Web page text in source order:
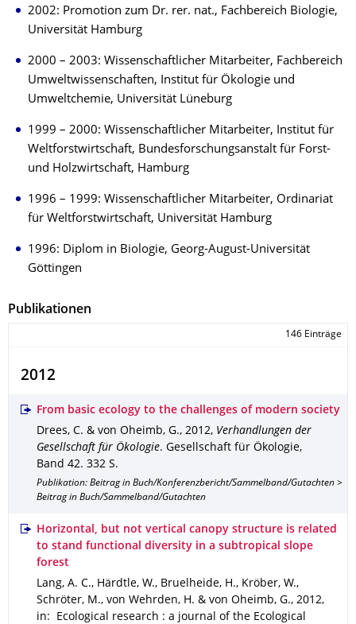
2002: Promotion zum Dr. rer. nat., Fachbereich Biologie,
Universität Hamburg
2000 – 2003: Wissenschaftlicher Mitarbeiter, Fachbereich
Umweltwissenschaften, Institut für Ökologie und
Umweltchemie, Universität Lüneburg
1999 – 2000: Wissenschaftlicher Mitarbeiter, Institut für
Weltforstwirtschaft, Bundesforschungsanstalt für Forst-
und Holzwirtschaft, Hamburg
1996 – 1999: Wissenschaftlicher Mitarbeiter, Ordinariat
für Weltforstwirtschaft, Universität Hamburg
1996: Diplom in Biologie, Georg-August-Universität
Göttingen
Publikationen
146 Einträge
2012
From basic ecology to the challenges of modern society
Drees, C. & von Oheimb, G., 2012, Verhandlungen der
Gesellschaft für Ökologie. Gesellschaft für Ökologie,
Band 42. 332 S.
Publikation: Beitrag in Buch/Konferenzbericht/Sammelband/Gutachten >
Beitrag in Buch/Sammelband/Gutachten
Horizontal, but not vertical canopy structure is related
to stand functional diversity in a subtropical slope
forest
Lang, A. C., Härdtle, W., Bruelheide, H., Kröber, W.,
Schröter, M., von Wehrden, H. & von Oheimb, G., 2012,
in: Ecological research : a journal of the Ecological